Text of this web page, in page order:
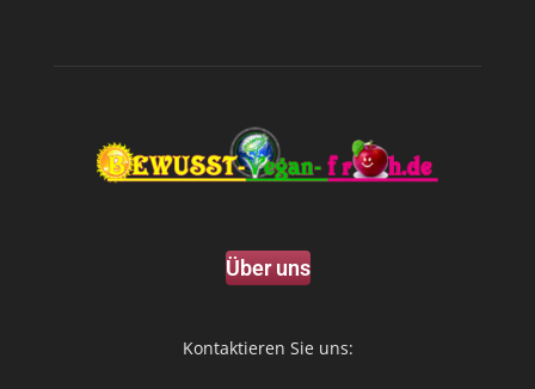
Über uns
Kontaktieren Sie uns: